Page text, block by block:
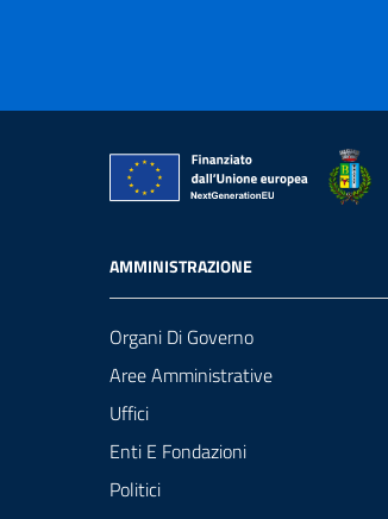
AMMINISTRAZIONE
Organi Di Governo
Aree Amministrative
Uffici
Enti E Fondazioni
Politici